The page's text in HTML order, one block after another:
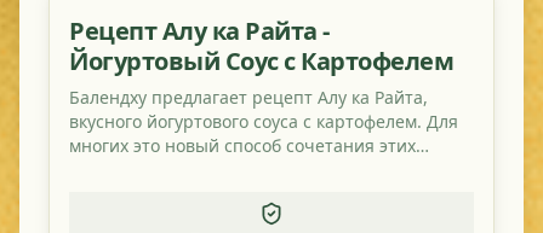
Рецепт Алу ка Райта -
Йогуртовый Соус с Картофелем
Балендху предлагает рецепт Алу ка Райта,
вкусного йогуртового соуса с картофелем. Для
многих это новый способ сочетания этих